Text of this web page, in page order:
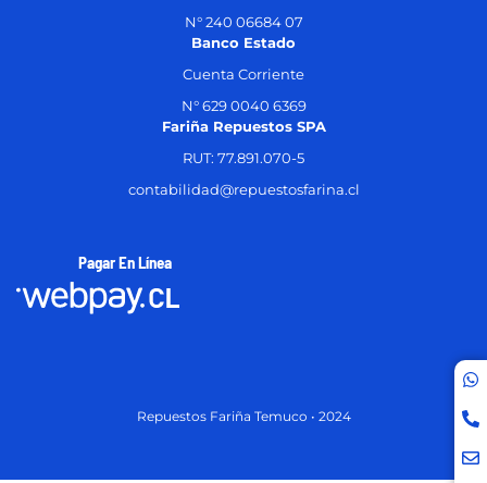
N° 240 06684 07
Banco Estado
Cuenta Corriente
N° 629 0040 6369
Fariña Repuestos SPA
RUT: 77.891.070-5
contabilidad@repuestosfarina.cl
Pagar En Línea
Repuestos Fariña Temuco • 2024